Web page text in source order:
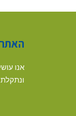
האתר
אנו